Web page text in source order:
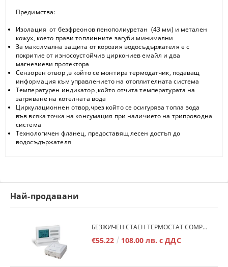
Предимства:
Изолация от безфреонов пенополиуретан (43 мм) и метален
кожух, което прави топлинните загуби минимални
За максимална защита от корозия водосъдържателя е с
покритие от износоустойчив циркониев емайл и два
магнезиеви протектора
Сензорен отвор ,в който се монтира термодатчик, подаващ
информация към управлението на отоплителната система
Температурен индикатор ,който отчита температурата на
загряване на котелната вода
Циркулационнен отвор,чрез който се осигурява топла вода
във всяка точка на консумация при наличието на трипроводна
система
Технологичен фланец, предоставящ лесен достъп до
водосъдържателя
Най-продавани
БЕЗЖИЧЕН СТАЕН ТЕРМОСТАТ COMPUTHERM Q7RF
€55.22 108.00 лв. с ДДС